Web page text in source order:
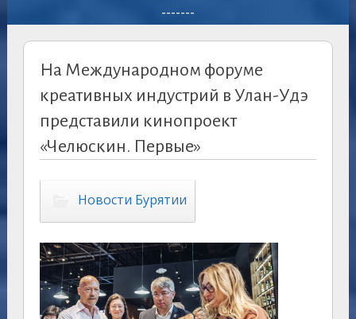
-------
На Международном форуме
креативных индустрий в Улан-Удэ
представили кинопроект
«Челюскин. Первые»
Новости Бурятии